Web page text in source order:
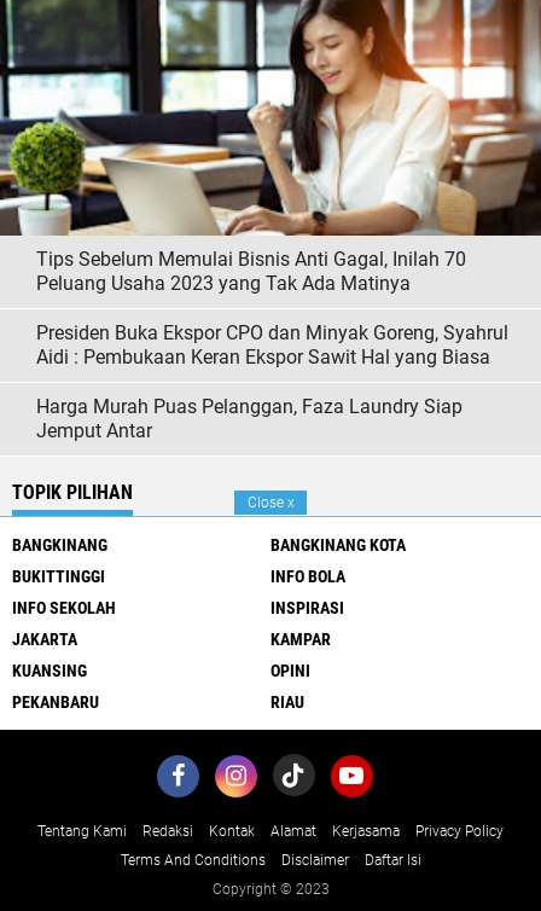
Tips Sebelum Memulai Bisnis Anti Gagal, Inilah 70
Peluang Usaha 2023 yang Tak Ada Matinya
Presiden Buka Ekspor CPO dan Minyak Goreng, Syahrul
Aidi : Pembukaan Keran Ekspor Sawit Hal yang Biasa
Harga Murah Puas Pelanggan, Faza Laundry Siap
Jemput Antar
TOPIK PILIHAN
BANGKINANG
BANGKINANG KOTA
BUKITTINGGI
INFO BOLA
INFO SEKOLAH
INSPIRASI
JAKARTA
KAMPAR
KUANSING
OPINI
PEKANBARU
RIAU
Tentang Kami Redaksi Kontak Alamat Kerjasama
Privacy Policy
Terms And Conditions
Disclaimer
Daftar Isi
Copyright © 2023
Close x